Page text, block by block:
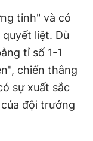
thuận bằng văn
tỉnh" và có
liệt. Dù
tỉ số 1-1
chiến thắng
sự xuất sắc
đội trưởng